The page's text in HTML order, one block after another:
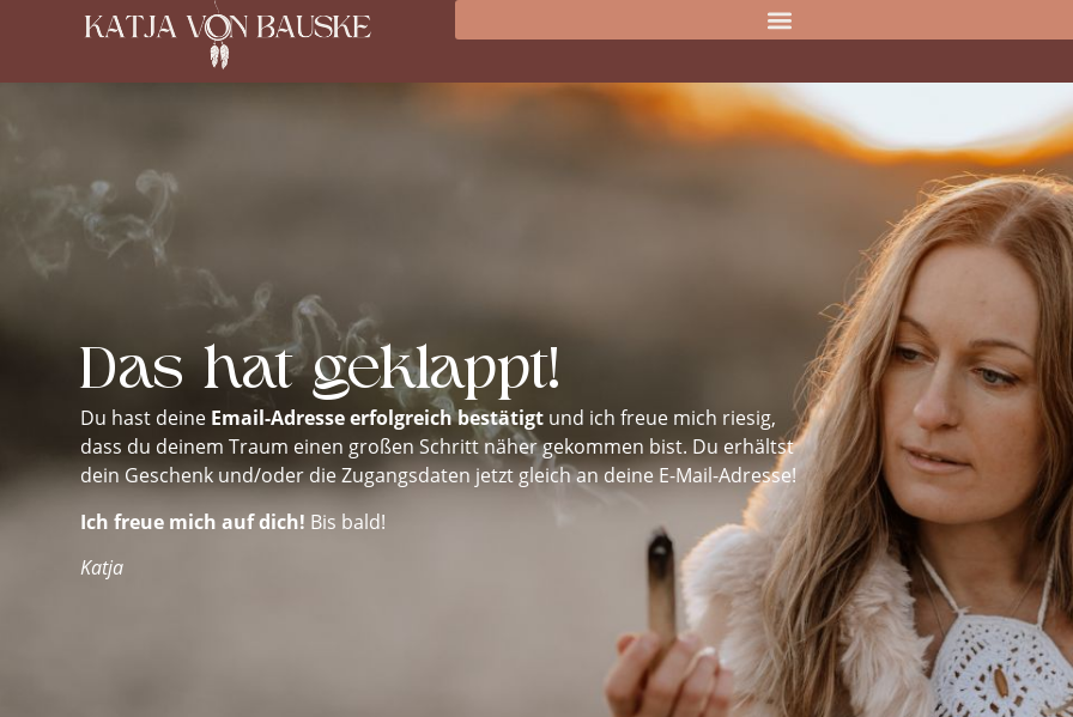
Das hat geklappt!
Du hast deine Email-Adresse erfolgreich bestätigt und ich freue mich riesig,
dass du deinem Traum einen großen Schritt näher gekommen bist. Du erhältst
dein Geschenk und/oder die Zugangsdaten jetzt gleich an deine E-Mail-Adresse!
Ich freue mich auf dich! Bis bald!
Katja